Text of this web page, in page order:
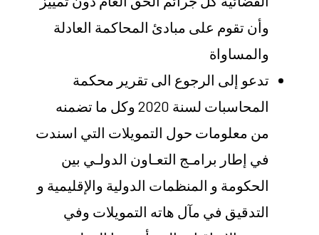
وأن تقوم على مبادئ المحاكمة العادلة
والمساواة
تدعو إلى الرجوع الى تقرير محكمة
المحاسبات لسنة 2020 وكل ما تضمنه
من معلومات حول التمويلات التي اسندت
في إطار برامـج التعـاون الدولـي بين
الحكومة و المنظمات الدولية والإقليمية و
التدقيق في مآل هاته التمويلات وفي